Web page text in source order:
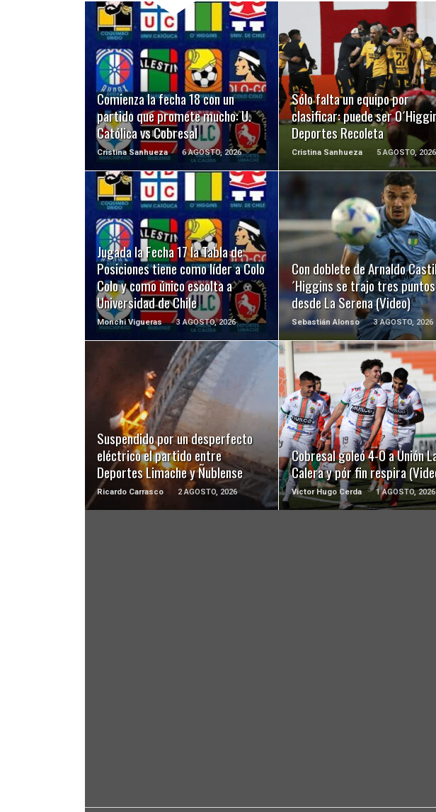
Comienza la fecha 18 con un
partido que promete mucho: U.
Católica vs Cobresal
Cristina Sanhueza 6 AGOSTO, 2026
LEER MÁS
Sólo falta un equipo por
clasificar: puede ser
Deportes Recoleta
Cristina Sanhueza 5 AGOSTO, 2026
LEER MÁS
Jugada la Fecha 17 la Tabla de
Posiciones tiene como líder a Colo
Colo y como único escolta a
Universidad de Chile
Monchi Vigueras 3 AGOSTO, 2026
LEER MÁS
Con doblete de Arnaldo
´Higgins se trajo tres puntos
desde La Serena (Video)
Sebastián Alonso 3 AGOSTO, 2026
LEER MÁS
Suspendido por un desperfecto
eléctrico el partido entre
Deportes Limache y Ñublense
Ricardo Carrasco 2 AGOSTO, 2026
LEER MÁS
Cobresal goleó 4-0 a Unión
Calera y pór fin respira
Victor Hugo Cerda 1 AGOSTO, 2026
LEER MÁS